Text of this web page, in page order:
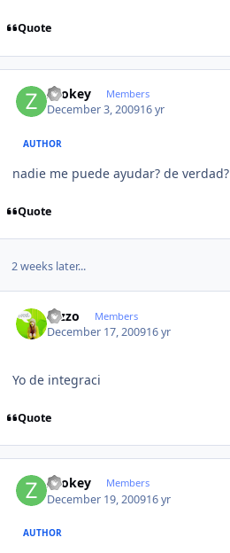
Quote
zookey Members
December 3, 200916 yr
AUTHOR
nadie me puede ayudar? de verdad?
Quote
2 weeks later...
rezzo Members
December 17, 200916 yr
Yo de integraci
Quote
zookey Members
December 19, 200916 yr
AUTHOR